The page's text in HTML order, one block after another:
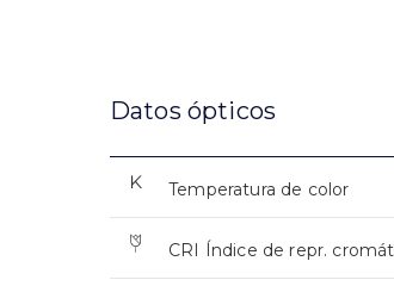
Datos ópticos
Temperatura de color
CRI Índice de repr.